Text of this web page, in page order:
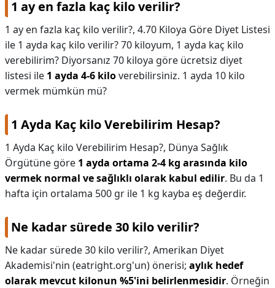
1 ay en fazla kaç kilo verilir?
1 ay en fazla kaç kilo verilir?, 4.70 Kiloya Göre Diyet Listesi
ile 1 ayda kaç kilo verilir? 70 kiloyum, 1 ayda kaç kilo
verebilirim? Diyorsanız 70 kiloya göre ücretsiz diyet
listesi ile 1 ayda 4-6 kiloverebilirsiniz. 1 ayda 10 kilo
vermek mümkün mü?
1 Ayda Kaç kilo Verebilirim Hesap?
1 Ayda Kaç kilo Verebilirim Hesap?, Dünya Sağlık
Örgütüne göre 1 ayda ortama 2-4 kg arasında kilo
vermek normal ve sağlıklı olarak kabul edilir. Bu da 1
hafta için ortalama 500 gr ile 1 kg kayba eş değerdir.
Ne kadar sürede 30 kilo verilir?
Ne kadar sürede 30 kilo verilir?, Amerikan Diyet
Akademisi'nin (eatright.org'un) önerisi; aylık hedef
olarak mevcut kilonun %5'ini belirlenmesidir. Örneğin